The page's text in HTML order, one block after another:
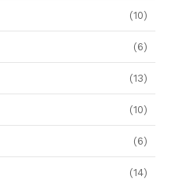
(10)
(6)
(13)
(10)
(6)
(14)